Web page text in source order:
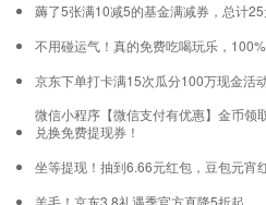
薅了5张满10减5的基金满减券，总计25
不用碰运气！真的免费吃喝玩乐，
京东下单打卡满15次瓜分100万现金活
微信小程序【微信支付有优惠】金币领
兑换免费提现券！
坐等提现！抽到6.66元红包，豆包元宵